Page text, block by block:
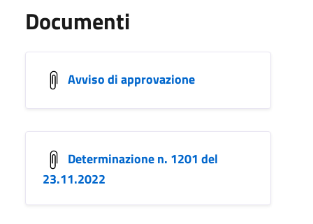
Documenti
Avviso di approvazione
Determinazione n. 1201 del
23.11.2022